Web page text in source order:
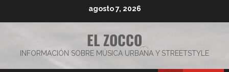
agosto 7, 2026
EL ZOCCO
INFORMACIÓN SOBRE MÚSICA URBANA Y STREETSTYLE